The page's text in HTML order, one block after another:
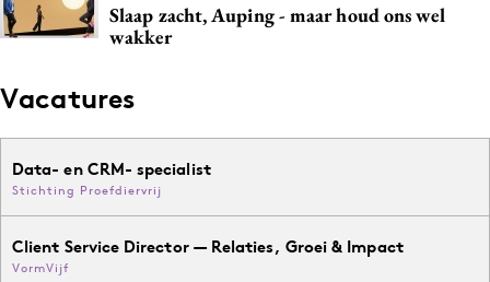
Slaap zacht, Auping - maar houd ons wel
wakker
Vacatures
Data- en CRM- specialist
Stichting Proefdiervrij
Client Service Director — Relaties, Groei & Impact
VormVijf